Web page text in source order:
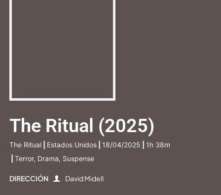
The Ritual (2025)
The Ritual Estados Unidos 18/04/2025
1h 38m
Terror, Drama, Suspense
DIRECCIÓN David Midell